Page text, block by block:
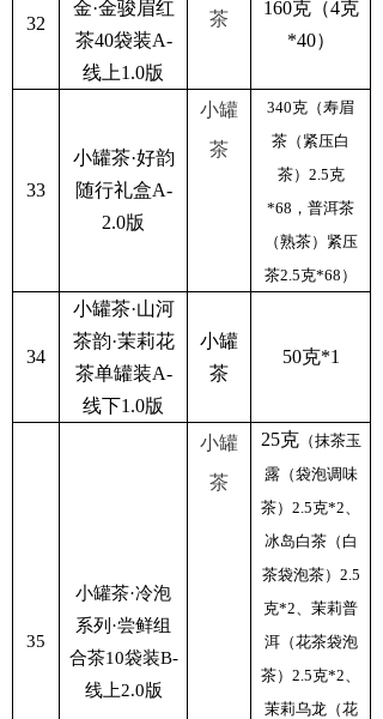
32
金·金骏眉红
茶40袋装A-
线上1.0版
茶
160克（4克
*40）
33
小罐茶·好韵
随行礼盒A-
2.0版
小罐
茶
340克（寿眉
茶（紧压白
茶）2.5克
*68，普洱茶
（熟茶）紧压
茶2.5克*68）
34
小罐茶·山河
茶韵·茉莉花
茶单罐装A-
线下1.0版
小罐
茶
50克*1
35
小罐茶·冷泡
系列·尝鲜组
合茶10袋装B-
线上2.0版
小罐
茶
25克（抹茶玉
露（袋泡调味
茶）2.5克*2、
冰岛白茶（白
茶袋泡茶）2.5
克*2、茉莉普
洱（花茶袋泡
茶）2.5克*2、
茉莉乌龙（花